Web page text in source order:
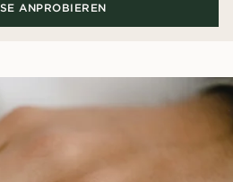
ANPROBIEREN